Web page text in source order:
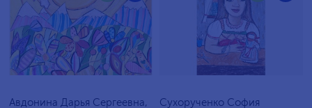
Авдонина Дарья Сергеевна,
Сухорученко София